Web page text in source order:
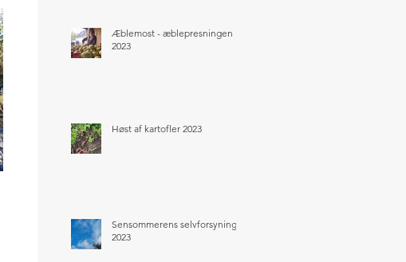
Æblemost - æblepresningen
2023
Høst af kartofler 2023
Sensommerens selvforsyning
2023